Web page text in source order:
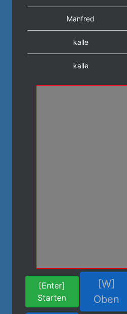
Manfred
kalle
kalle
[Enter]
Starten
[W]
Oben